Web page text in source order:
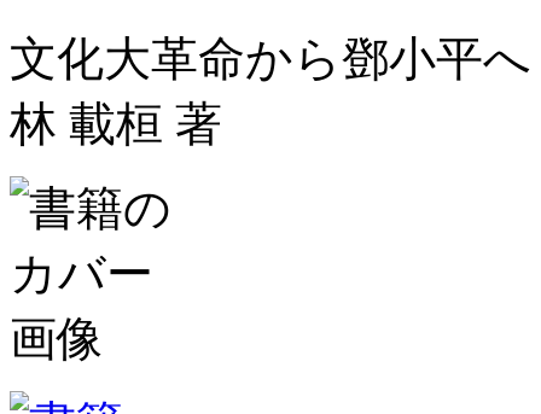
文化大革命から鄧小平へ
林 載桓 著